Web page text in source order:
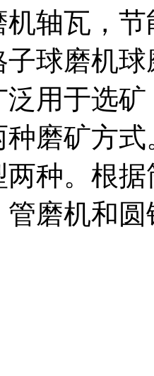
轴瓦，
球磨机
用于选
磨矿方
种。根
磨机和